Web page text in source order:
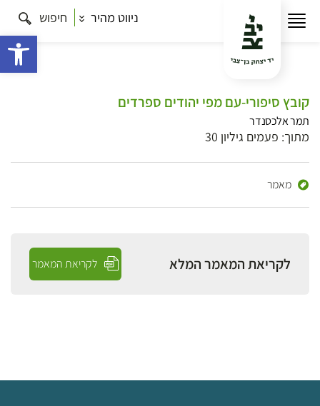
ניווט מהיר חיפוש
קובץ סיפורי-עם מפי יהודים ספרדים
תמר אלכסנדר
מתוך: פעמים גיליון 30
מאמר
לקריאת המאמר המלא לקריאת המאמר